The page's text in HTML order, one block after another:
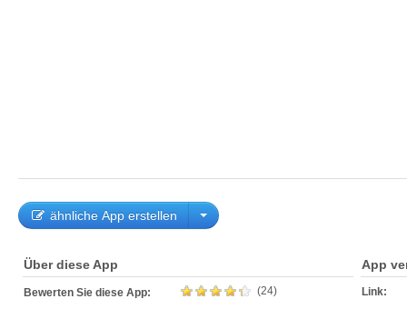
ähnliche App erstellen
Über diese App
Bewerten Sie diese App: (24)
App
Link: